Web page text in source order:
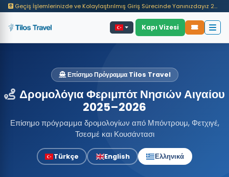
Geçiş İşlemlerinizde ve Kolaylaştırılmış Giriş Sürecinde Yanınızdayız 2025'te binlerce yolcumuzun adaya geçiş süreçlerine ve feribot seyahatlerine aracılık ettik. Giriş kolaylığı, seyahat adımları ve tur detayları hakkında bilgi almak için sayfamızı inceleyin
Kapı Vizesi
Επίσημο Πρόγραμμα Tilos Travel
Δρομολόγια Φεριμπότ Νησιών Αιγαίου
2025–2026
Επίσημο πρόγραμμα δρομολογίων από Μπόντρουμ, Φετχιγέ,
Τσεσμέ και Κουσάντασι
Türkçe English Ελληνικά